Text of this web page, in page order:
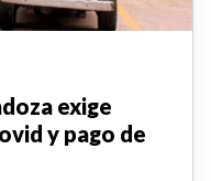
exige
y pago de